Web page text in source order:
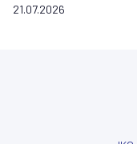
21.07.2026